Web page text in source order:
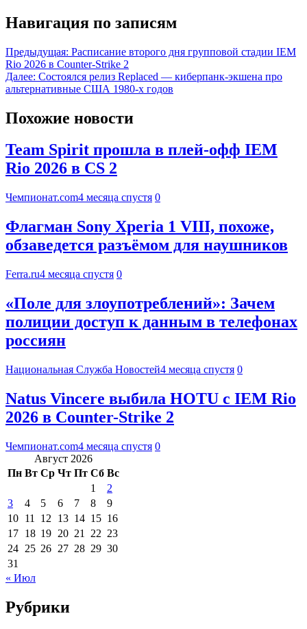
Навигация по записям
Предыдущая: Расписание второго дня групповой стадии IEM
Rio 2026 в Counter-Strike 2
Далее: Состоялся релиз Replaced — киберпанк-экшена про
альтернативные США 1980-х годов
Похожие новости
Team Spirit прошла в плей-офф IEM
Rio 2026 в CS 2
Чемпионат.com4 месяца спустя 0
Флагман Sony Xperia 1 VIII, похоже,
обзаведется разъёмом для наушников
Ferra.ru4 месяца спустя 0
«Поле для злоупотреблений»: Зачем
полиции доступ к данным в телефонах
россиян
Национальная Служба Новостей4 месяца спустя 0
Natus Vincere выбила HOTU с IEM Rio
2026 в Counter-Strike 2
Чемпионат.com4 месяца спустя 0
Август 2026
Пн Вт Ср Чт Пт Сб Вс
1
2
3
4 5 6 7 8
9
10 11 12 13 14 15 16
17 18 19 20 21 22 23
24 25 26 27 28 29 30
31
« Июл
Рубрики